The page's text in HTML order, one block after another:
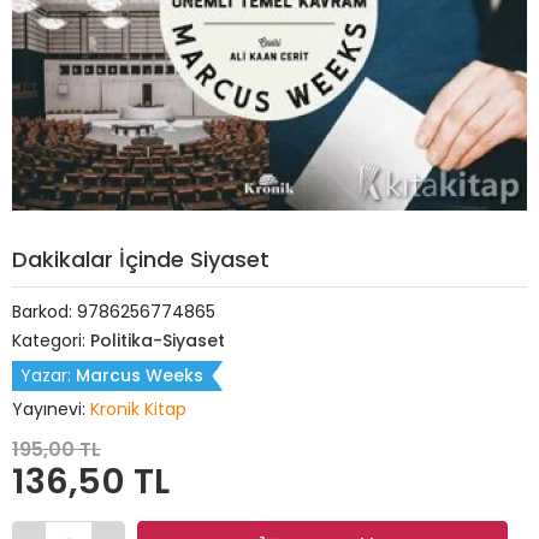
Dakikalar İçinde Siyaset
Barkod: 9786256774865
Kategori: Politika-Siyaset
Yazar: Marcus Weeks
Yayınevi: Kronik Kitap
195,00 TL
136,50 TL